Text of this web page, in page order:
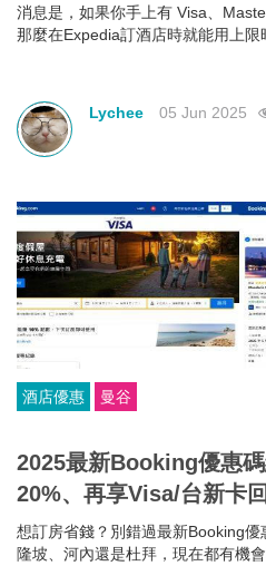
消息是，如果你手上有 Visa、
那麼在Expedia訂酒店時就能用上
Lychee
05 Jun 2025
酒店優惠 曼谷
2025最新Booking優惠
20%、再享Visa/台新卡
想訂房省錢？別錯過最新Booking
隆坡、河內還是杜拜，現在都有機